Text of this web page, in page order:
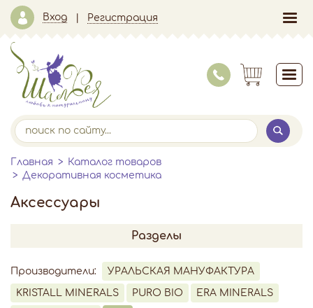
Вход Регистрация
Главная
Каталог товаров
Декоративная косметика
Аксессуары
Разделы
Производители: УРАЛЬСКАЯ МАНУФАКТУРА
KRISTALL MINERALS PURO BIO ERA MINERALS